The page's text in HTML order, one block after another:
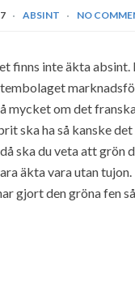
ABSINT NO
finns inte äkta absint.
mycket om det
ska ha så kanske
ska du veta att grön
äkta vara utan tujon.
gjort den gröna fen